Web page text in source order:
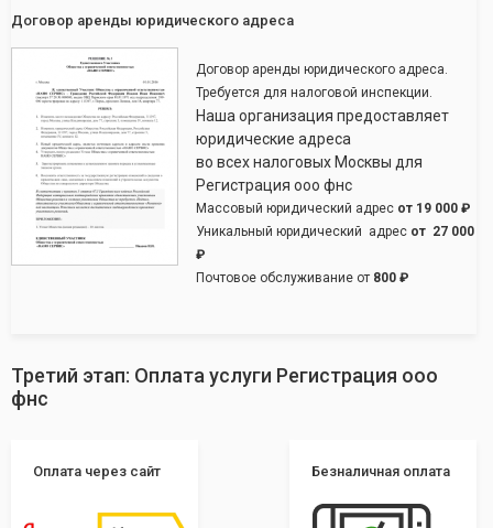
Договор аренды юридического адреса
Договор аренды юридического адреса.
Требуется для налоговой инспекции.
Наша организация предоставляет
юридические адреса
во всех налоговых Москвы для
Регистрация ооо фнс
Массовый юридический адрес от 19 000 ₽
Уникальный юридический адрес от 27 000
₽
Почтовое обслуживание от 800 ₽
Третий этап: Оплата услуги Регистрация ооо
фнс
Оплата через сайт Безналичная оплата